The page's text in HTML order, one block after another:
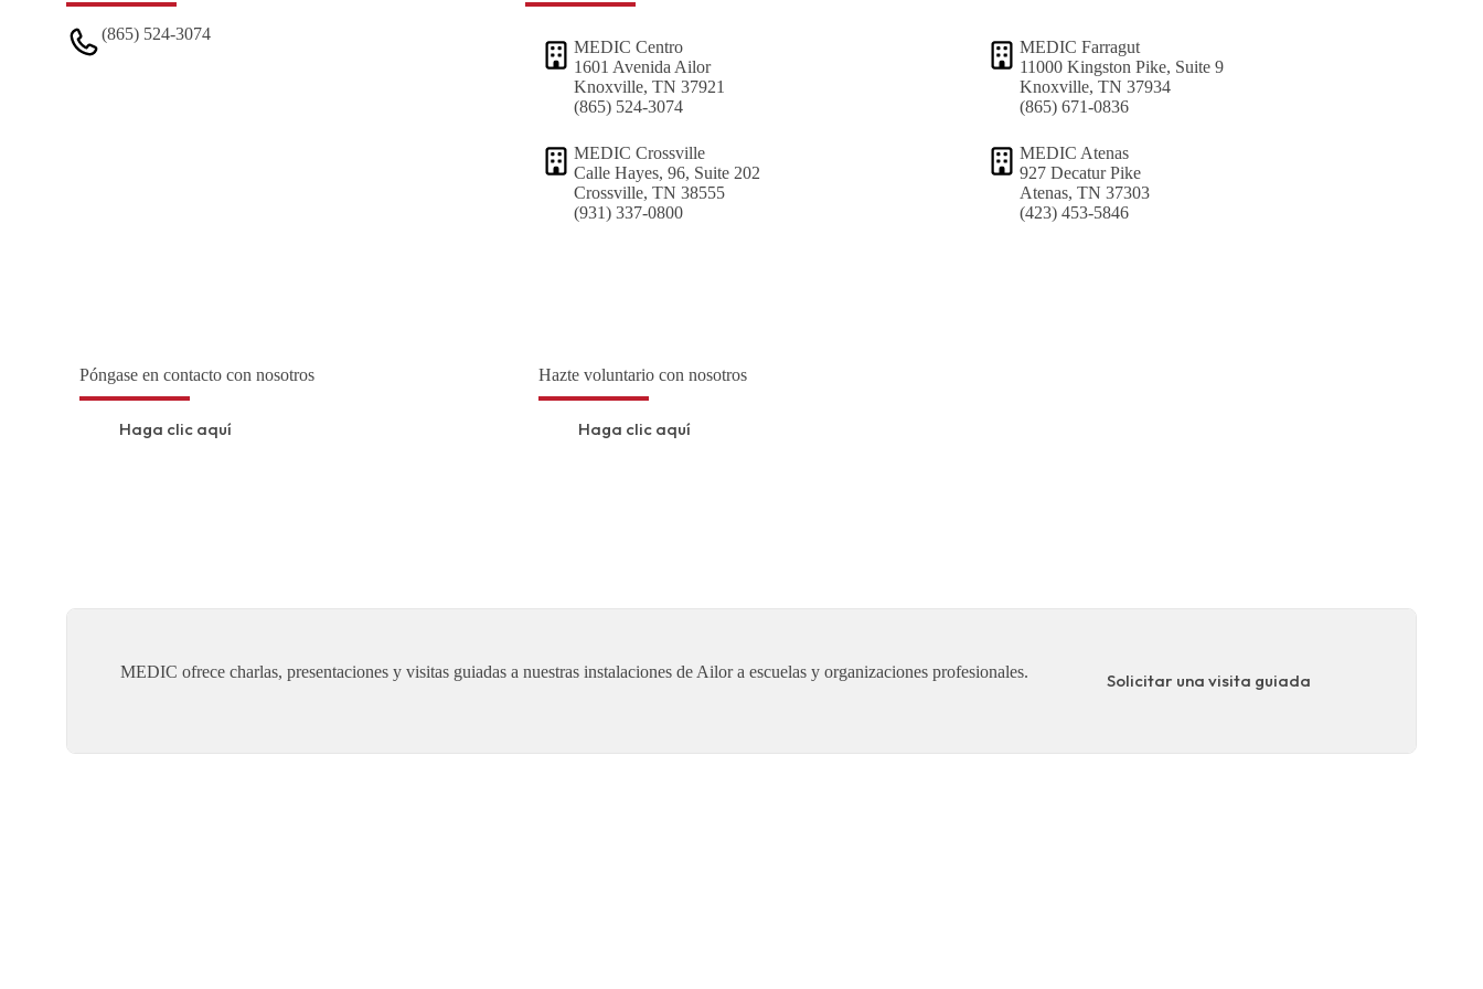
(865) 524-3074
MEDIC Centro
1601 Avenida Ailor
Knoxville, TN 37921
(865) 524-3074
MEDIC Crossville
Calle Hayes, 96, Suite 202
Crossville, TN 38555
(931) 337-0800
MEDIC Farragut
11000 Kingston Pike, Suite 9
Knoxville, TN 37934
(865) 671-0836
MEDIC Atenas
927 Decatur Pike
Atenas, TN 37303
(423) 453-5846
Póngase en contacto con nosotros
Haga clic aquí
Hazte voluntario con nosotros
Haga clic aquí
MEDIC ofrece charlas, presentaciones y visitas guiadas a nuestras instalaciones de Ailor a escuelas y organizaciones profesionales. Solicitar una visita guiada